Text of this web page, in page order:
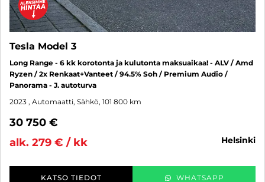
Tesla Model 3
Long Range - 6 kk korotonta ja kulutonta maksuaikaa! - ALV / Amd
Ryzen / 2x Renkaat+Vanteet / 94.5% Soh / Premium Audio /
Panorama - J. autoturva
2023 , Automaatti, Sähkö, 101 800 km
30 750 €
alk. 279 € / kk
helsinki
KATSO TIEDOT WHATSAPP